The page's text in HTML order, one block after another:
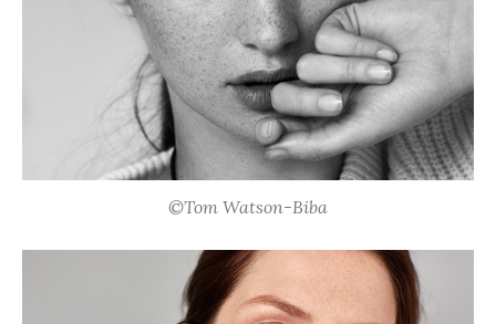
©Tom Watson-Biba